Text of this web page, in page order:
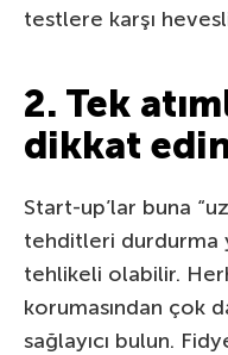
testlere karşı
2. Tek
dikkat
Start-up’lar buna
tehditleri durdurma
tehlikeli olabilir.
korumasından çok
sağlayıcı bulun.